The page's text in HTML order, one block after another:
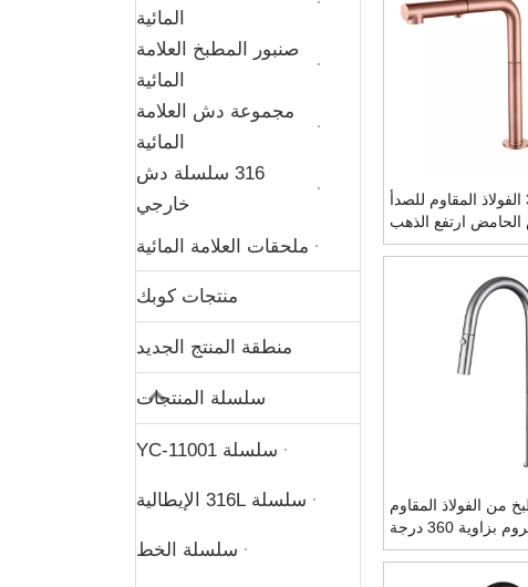
المائية
صنبور المطبخ العلامة
المائية
مجموعة دش العلامة
المائية
316 سلسلة دش
خارجي
ملحقات العلامة المائية
منتجات كوبك
منطقة المنتج الجديد
سلسلة المنتجات
سلسلة YC-11001
سلسلة 316L الإيطالية
سلسلة الخط
فاخر 304 الفولاذ المقاوم للصدأ
الحامض ارتفع الذهب
هدم الحنفيات
من الفولاذ المقاوم
للصدأ 304 كروم بزاوية 360 درجة
مع بخاخ منسدل